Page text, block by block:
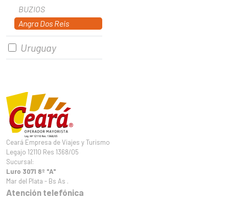
BUZIOS
Angra Dos Reis
Uruguay
Ceará Empresa de Viajes y Turismo
Legajo 12110 Res 1368/05
Sucursal:
Luro 3071 8º "A"
Mar del Plata - Bs As .
Atención telefónica